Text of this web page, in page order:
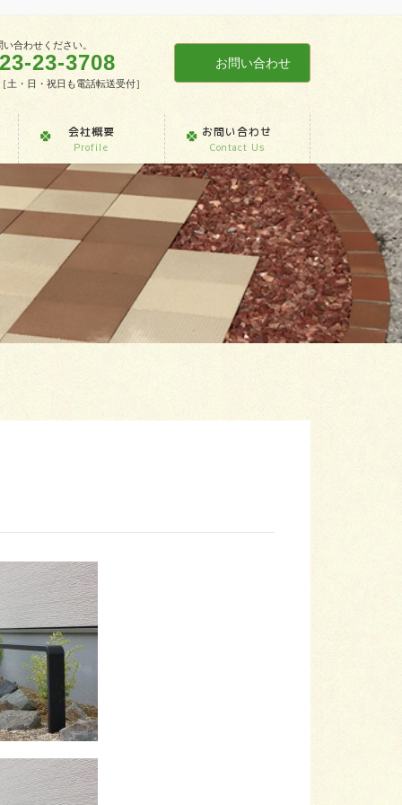
合わせください。
23-3708
土・日・祝日も電話転送受付］
お問い合わせ
会社概要
Profile
お問い合わせ
Contact Us